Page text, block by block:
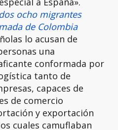
ocho migrantes
de Colombia
lo acusan de
una
conformada por
tanto de
capaces de
de comercio
y exportación
cuales camuflaban